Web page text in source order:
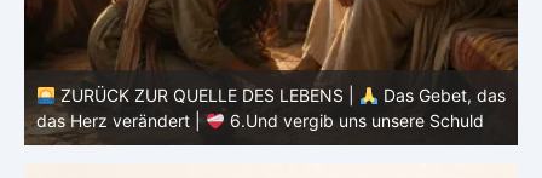
ZURÜCK ZUR QUELLE DES LEBENS |
Das Gebet, das
das Herz verändert |
5.Unser tägliches Brot gib uns
heute